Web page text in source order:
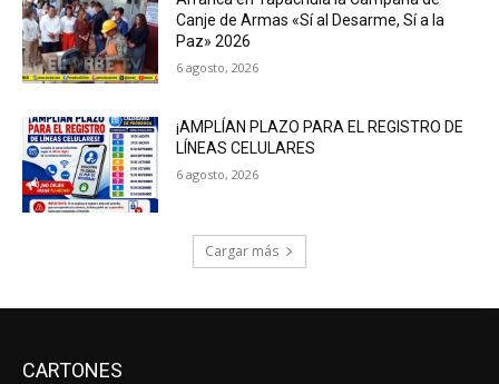
Canje de Armas «Sí al Desarme, Sí a la
Paz» 2026
6 agosto, 2026
¡AMPLÍAN PLAZO PARA EL REGISTRO DE
LÍNEAS CELULARES
6 agosto, 2026
Cargar más
CARTONES